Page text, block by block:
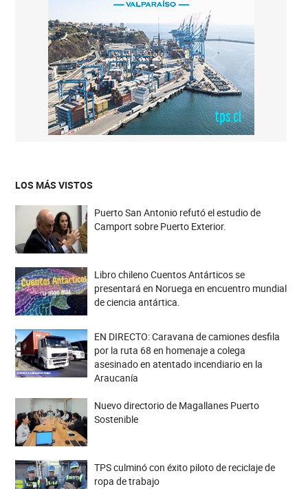
LOS MÁS VISTOS
Puerto San Antonio refutó el estudio de
Camport sobre Puerto Exterior.
Libro chileno Cuentos Antárticos se
presentará en Noruega en encuentro mundial
de ciencia antártica.
EN DIRECTO: Caravana de camiones desfila
por la ruta 68 en homenaje a colega
asesinado en atentado incendiario en la
Araucanía
Nuevo directorio de Magallanes Puerto
Sostenible
TPS culminó con éxito piloto de reciclaje de
ropa de trabajo